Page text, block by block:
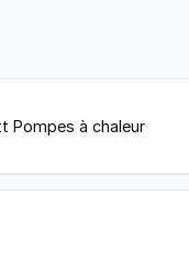
Pompes à chaleur